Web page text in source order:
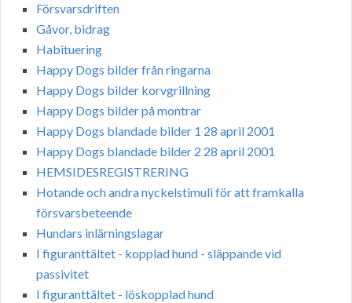
Försvarsdriften
Gåvor, bidrag
Habituering
Happy Dogs bilder från ringarna
Happy Dogs bilder korvgrillning
Happy Dogs bilder på montrar
Happy Dogs blandade bilder 1 28 april 2001
Happy Dogs blandade bilder 2 28 april 2001
HEMSIDESREGISTRERING
Hotande och andra nyckelstimuli för att framkalla
försvarsbeteende
Hundars inlärningslagar
I figuranttältet - kopplad hund - släppande vid
passivitet
I figuranttältet - löskopplad hund